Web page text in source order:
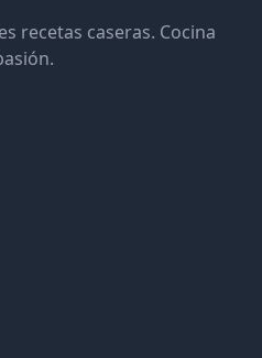
recetas caseras. Cocina